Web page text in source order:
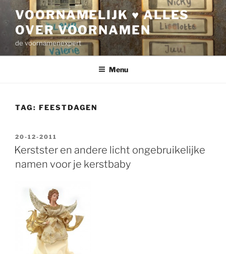
inhoud
VOORNAMELIJK ♥ ALLES
OVER VOORNAMEN
de voornamenexpert
Menu
TAG: FEESTDAGEN
GEPLAATST
OP
20-12-2011
Kerstster en andere licht ongebruikelijke
namen voor je kerstbaby